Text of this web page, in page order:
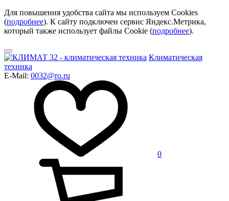
Для повышения удобства сайта мы используем Cookies
(подробнее). К сайту подключен сервис Яндекс.Метрика,
который также использует файлы Cookie (подробнее).
Климатическая
техника
E-Mail: 0032@ro.ru
0